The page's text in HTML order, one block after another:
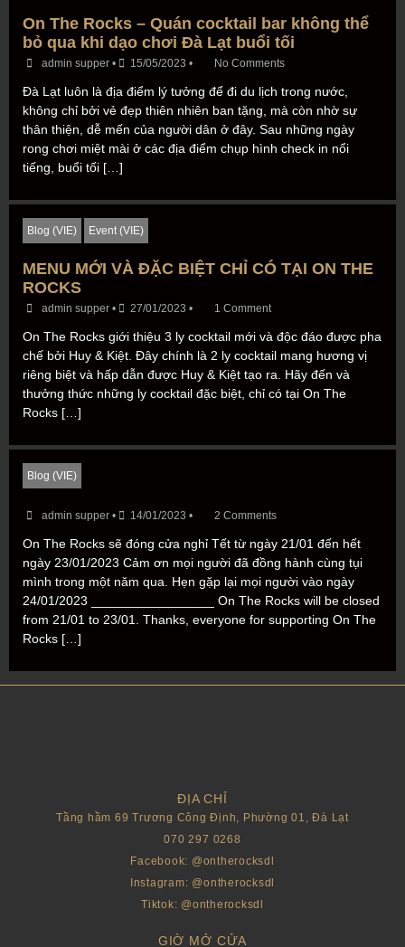
On The Rocks – Quán cocktail bar không thể
bỏ qua khi dạo chơi Đà Lạt buổi tối
admin supper • 15/05/2023 • No Comments
Đà Lạt luôn là địa điểm lý tưởng để đi du lịch trong nước,
không chỉ bởi vẻ đẹp thiên nhiên ban tặng, mà còn nhờ sự
thân thiện, dễ mến của người dân ở đây. Sau những ngày
rong chơi miệt mài ở các địa điểm chụp hình check in nổi
tiếng, buổi tối […]
Blog (VIE) Event (VIE)
MENU MỚI VÀ ĐẶC BIỆT CHỈ CÓ TẠI ON THE
ROCKS
admin supper • 27/01/2023 • 1 Comment
On The Rocks giới thiệu 3 ly cocktail mới và độc đáo được pha
chế bởi Huy & Kiệt. Đây chính là 2 ly cocktail mang hương vị
riêng biệt và hấp dẫn được Huy & Kiệt tạo ra. Hãy đến và
thưởng thức những ly cocktail đặc biệt, chỉ có tại On The
Rocks […]
Blog (VIE)
admin supper • 14/01/2023 • 2 Comments
On The Rocks sẽ đóng cửa nghỉ Tết từ ngày 21/01 đến hết
ngày 23/01/2023 Cảm ơn mọi người đã đồng hành cùng tụi
mình trong một năm qua. Hẹn gặp lại mọi người vào ngày
24/01/2023 _________________ On The Rocks will be closed
from 21/01 to 23/01. Thanks, everyone for supporting On The
Rocks […]
ĐỊA CHỈ
Tầng hầm 69 Trương Công Định, Phường 01, Đà Lạt
070 297 0268
Facebook: @ontherocksdl
Instagram: @ontherocksdl
Tiktok: @ontherocksdl
GIỜ MỞ CỬA